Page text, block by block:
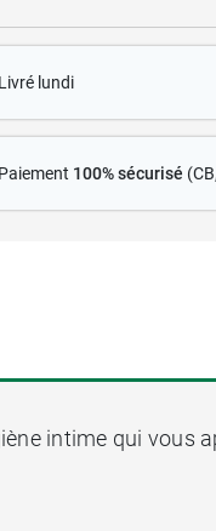
Livré lundi
Paiement 100% sécurisé (CB
intime qui vous